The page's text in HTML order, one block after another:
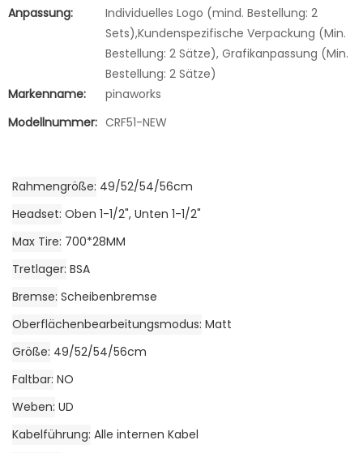
Anpassung:
Individuelles Logo (mind. Bestellung: 2
Sets),Kundenspezifische Verpackung (Min.
Bestellung: 2 Sätze), Grafikanpassung (Min.
Bestellung: 2 Sätze)
Markenname:
pinaworks
Modellnummer: CRF51-NEW
Rahmengröße 49/52/54/56cm
Headset Oben 1-1/2", Unten 1-1/2"
Max Tire 700*28MM
Tretlager BSA
Bremse Scheibenbremse
Oberflächenbearbeitungsmodus Matt
Größe 49/52/54/56cm
Faltbar NO
Weben UD
Kabelführung Alle internen Kabel